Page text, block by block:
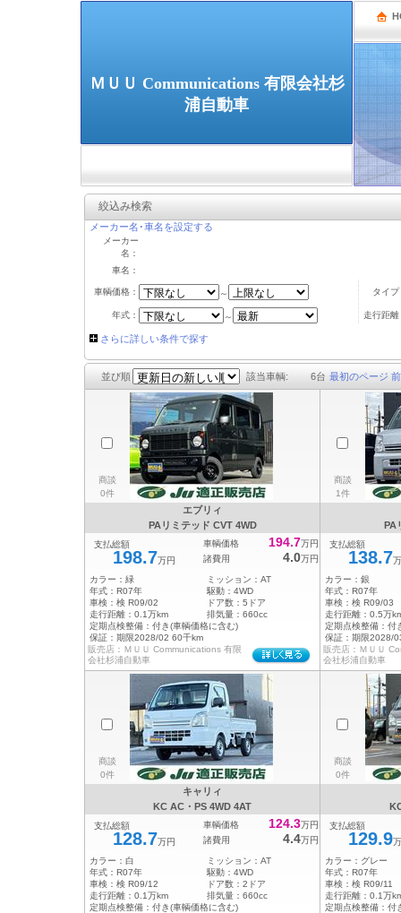
ＭＵＵ Communications 有限会社杉
浦自動車
絞込み検索
メーカー名･車名を設定する
メーカー
名：
車名：
車輌価格： ～ タイプ
年式： ～ 走行距離
さらに詳しい条件で探す
並び順 該当車輌: 6台 最初のページ
商談
0件
エブリィ
PAリミテッド CVT 4WD
支払総額
198.7万円
車輌価格 194.7万円
諸費用
4.0万円
カラー： 緑 ミッション： AT
年式： R07年 駆動： 4WD
車検： 検 R09/02 ドア数： 5ドア
走行距離： 0.1万km 排気量： 660cc
定期点検整備： 付き(車輌価格に含む)
保証： 期限2028/02 60千km
販売店：ＭＵＵ Communications 有限
会社杉浦自動車
商談
1件
PA
支払総額
138.7
カラー： 銀
年式： R07年
車検： 検 R09/03
走行距離： 0.5万
定期点検整備： 付
保証： 期限2028/
販売店：ＭＵＵ
会社杉浦自動車
商談
0件
キャリィ
KC AC・PS 4WD 4AT
支払総額
128.7万円
車輌価格 124.3万円
諸費用
4.4万円
カラー： 白 ミッション： AT
年式： R07年 駆動： 4WD
車検： 検 R09/12 ドア数： 2ドア
走行距離： 0.1万km 排気量： 660cc
定期点検整備： 付き(車輌価格に含む)
商談
0件
支払総額
129.9
カラー： グレー
年式： R07年
車検： 検 R09/11
走行距離： 0.1万
定期点検整備： 付